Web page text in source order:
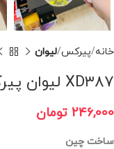
خانه پیرکس لیوان
XD۳۸۷ لیوان پیرکس
246,000 تومان
ساخت چین